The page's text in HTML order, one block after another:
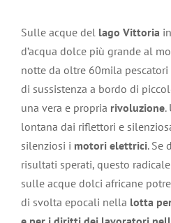
Sulle acque del lago Vittoria
d’acqua dolce più grande al
notte da oltre 60mila pescatori
di sussistenza a bordo di
una vera e propria rivoluzione.
lontana dai riflettori e
silenziosi i motori elettrici. Se
risultati sperati, questo
sulle acque dolci africane
di svolta epocali nella lotta